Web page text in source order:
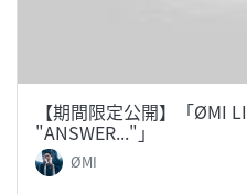
【期間限定公開】「ØMI
"ANSWER..."」
ØMI